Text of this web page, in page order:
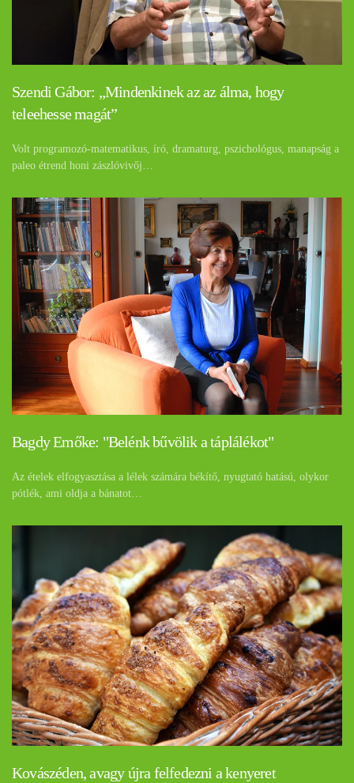
Szendi Gábor: „Mindenkinek az az álma, hogy
teleehesse magát”
Volt programozó-matematikus, író, dramaturg, pszichológus, manapság a
paleo étrend honi zászlóvivőj…
Bagdy Emőke: "Belénk bűvölik a táplálékot"
Az ételek elfogyasztása a lélek számára békítő, nyugtató hatású, olykor
pótlék, ami oldja a bánatot…
Kovászéden, avagy újra felfedezni a kenyeret